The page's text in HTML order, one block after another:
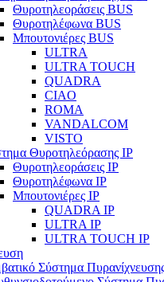
Θυροτηλεοράσεις BUS
Θυροτηλέφωνα BUS
Μπουτονιέρες BUS
ULTRA
ULTRA TOUCH
QUADRA
CIAO
ROMA
VANDALCOM
VISTO
Θυροτηλεόρασης IP
Θυροτηλεοράσεις IP
Θυροτηλέφωνα IP
Μπουτονιέρες IP
QUADRA IP
ULTRA IP
ULTRA TOUCH IP
Σύστημα